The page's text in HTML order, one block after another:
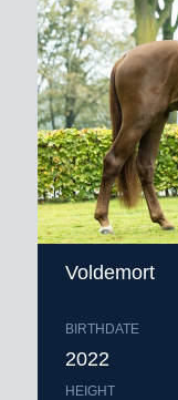
Voldemort
BIRTHDATE
2022
HEIGHT